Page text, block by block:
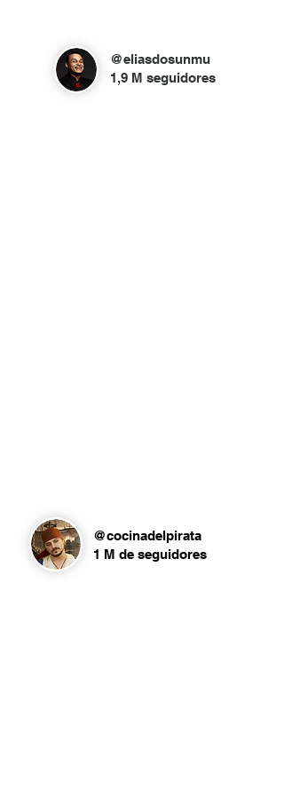
@eliasdosunmu
1,9 M seguidores
@cocinadelpirata
1 M de seguidores